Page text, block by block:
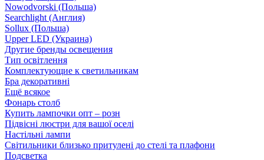
Nowodvorski (Польша)
Searchlight (Англия)
Sollux (Польша)
Upper LED (Украина)
Другие бренды освещения
Тип освітлення
Комплектующие к светильникам
Бра декоративні
Ещё всякое
Фонарь столб
Купить лампочки опт – розн
Підвісні люстри для вашої оселі
Настільні лампи
Світильники близько притулені до стелі та плафони
Подсветка